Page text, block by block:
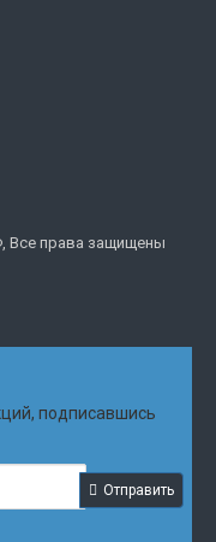
Все права защищены
подписавшись
Отправить